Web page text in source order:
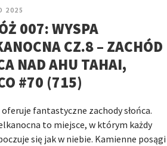
2025
007: WYSPA
CZ.8 – ZACHÓD
NAD AHU TAHAI,
#70 (715)
oferuje fantastyczne zachody słońca.
to miejsce, w którym każdy
się jak w niebie. Kamienne posągi